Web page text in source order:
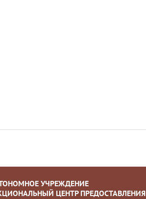
УЧРЕЖДЕНИЕ
ЦЕНТР ПРЕДОСТАВЛЕНИЯ